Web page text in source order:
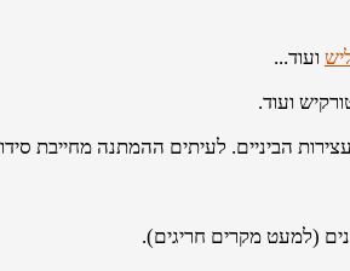
ועוד...
ועוד.
הביניים. לעיתים ההמתנה מחייבת
(למעט מקרים חריגים).